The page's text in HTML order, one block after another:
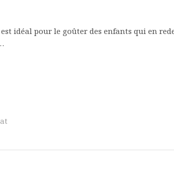
idéal pour le goûter des enfants qui en